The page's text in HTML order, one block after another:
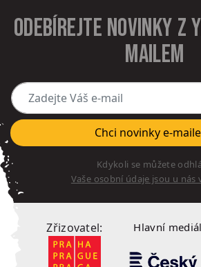
Odebírejte novinky z
mailem
Zadejte Váš e-mail
Chci novinky e-
Kdykoli se můžete
Vaše osobní údaje jsou u nás
Zřizovatel: Hlavní